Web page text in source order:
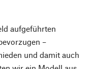
aufgeführten
–
und damit auch